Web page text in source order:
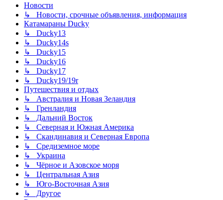
Новости
↳ Новости, срочные объявления, информация
Катамараны Ducky
↳ Ducky13
↳ Ducky14s
↳ Ducky15
↳ Ducky16
↳ Ducky17
↳ Ducky19/19r
Путешествия и отдых
↳ Австралия и Новая Зеландия
↳ Гренландия
↳ Дальний Восток
↳ Северная и Южная Америка
↳ Скандинавия и Северная Европа
↳ Средиземное море
↳ Украина
↳ Чёрное и Азовское моря
↳ Центральная Азия
↳ Юго-Восточная Азия
↳ Другое